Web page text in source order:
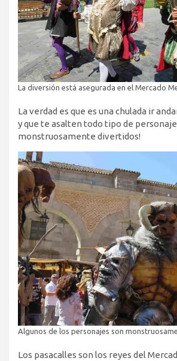
La diversión está asegurada en el Mercado
La verdad es que es una chulada ir
y que te asalten todo tipo de
monstruosamente divertidos!
Algunos de los personajes son
Los pasacalles son los reyes del